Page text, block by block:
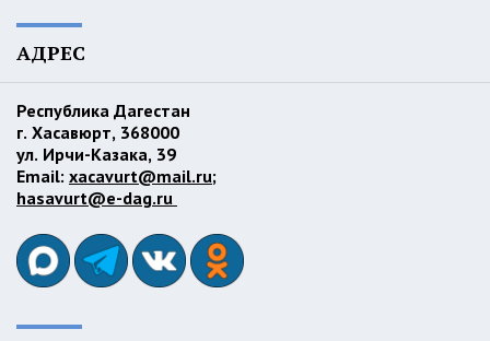
АДРЕС
Республика Дагестан
г. Хасавюрт, 368000
ул. Ирчи-Казака, 39
Email: xacavurt@mail.ru;
hasavurt@e-dag.ru